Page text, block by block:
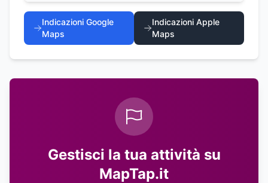
Indicazioni Google
Maps
Indicazioni Apple
Maps
Gestisci la tua attività su
MapTap.it